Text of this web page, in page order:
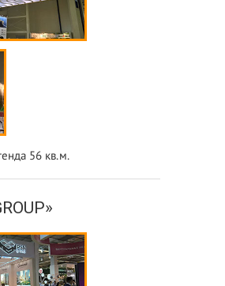
56 кв.м.